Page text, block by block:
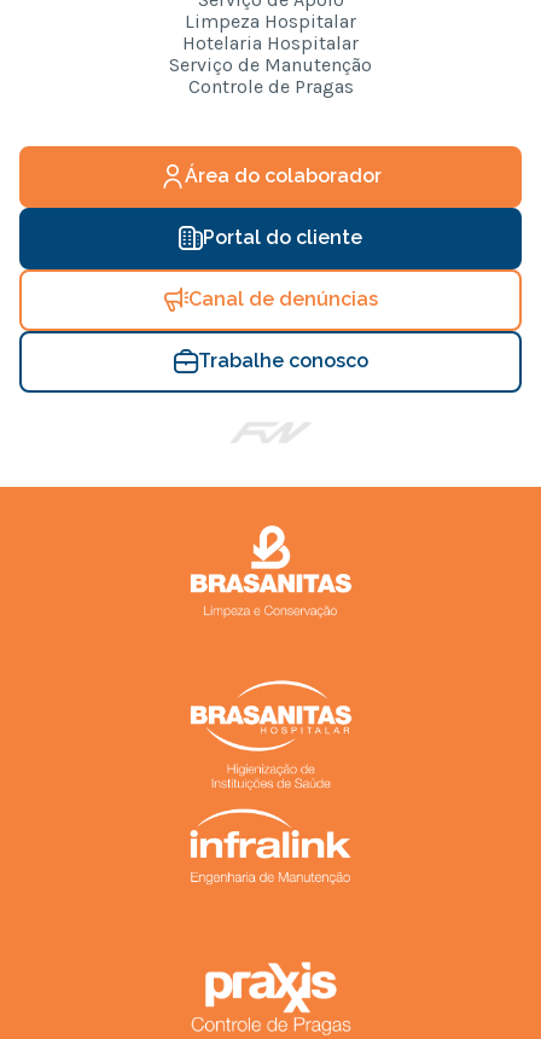
Limpeza Hospitalar
Hotelaria Hospitalar
Serviço de Manutenção
Controle de Pragas
Área do colaborador
Portal do cliente
Canal de denúncias
Trabalhe conosco